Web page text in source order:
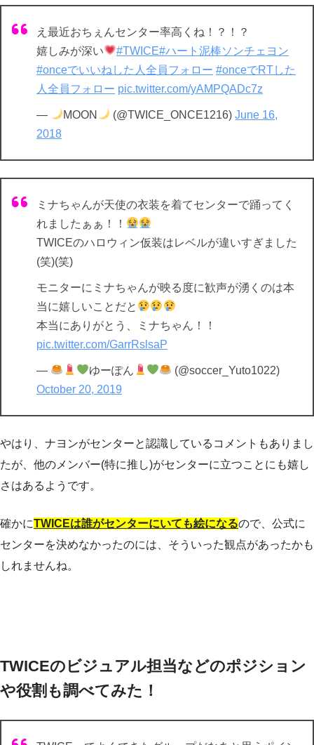
え最近おちぇんセンター率高くね！？！？
嬉しみが深い
#TWICE#ハート泥棒ソンチェヨン
#onceでいいねした人全員フォロー #onceでRTした
人全員フォロー pic.twitter.com/yAMPQADc7z
— MOON (@TWICE_ONCE1216)June 16,
2018
ミナちゃんが天使の衣装を着てセンターで踊ってく
れましたぁぁ！！
TWICEのハロウィン仮装はレベルが違いすぎました
(笑)(笑)
モニターにミナちゃんが映る度に歓声が湧くのは本
当に嬉しいことだと
本当にありがとう、ミナちゃん！！
pic.twitter.com/GarrRslsaP
— ゆーぽん
(@soccer_Yuto1022)
October 20, 2019
やはり、ナヨンがセンターと認識しているコメントもありまし
たが、他のメンバー(特に推し)がセンターに立つことにも嬉し
さはあるようです。
確かにTWICEは誰がセンターにいても絵になるので、公式に
センターを決めなかったのには、そういった観点があったかも
しれませんね。
TWICEのビジュアル担当などのポジション
や役割も調べてみた！